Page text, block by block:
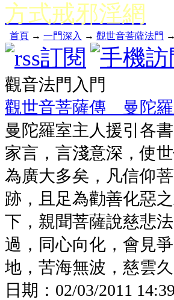
方式戒邪淫網
首頁 → 一門深入 → 觀世音菩薩法門 →
觀音法門入門
觀世音菩薩傳 曼陀
曼陀羅室主人援引各
家言，言淺意深，使
為廣大多矣，凡信仰
跡，且足為勸善化惡
下，親聞菩薩說慈悲
過，同心向化，會見
地，苦海無波，慈雲
日期： 02/03/2011